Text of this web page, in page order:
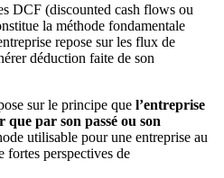
DCF (discounted cash flows ou
la méthode fondamentale
repose sur les flux de
déduction faite de son
sur le principe que l’entreprise
par son passé ou son
utilisable pour une entreprise au
fortes perspectives de